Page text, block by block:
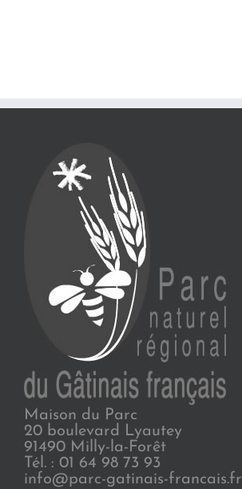
Maison du Parc
20 boulevard Lyautey
91490 Milly-la-Forêt
Tél. : 01 64 98 73 93
info@parc-gatinais-francais.fr